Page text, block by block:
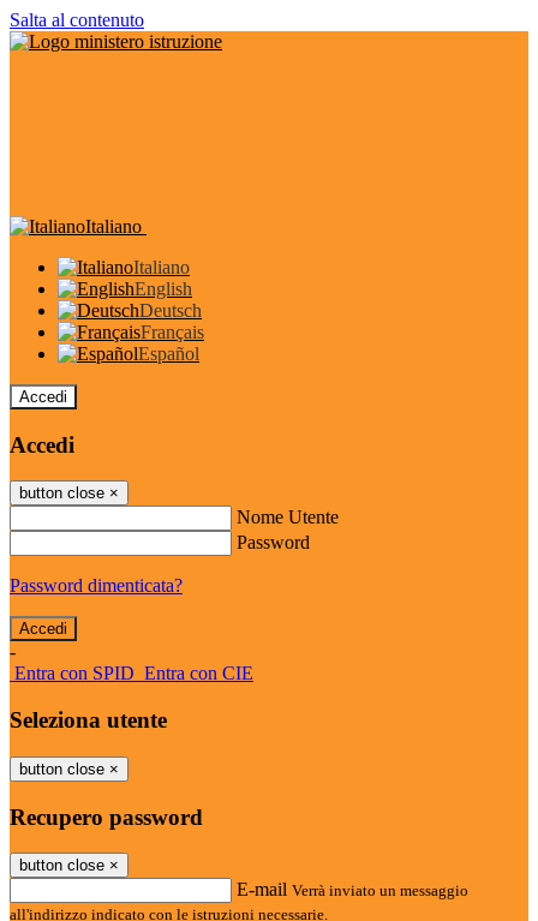
Salta al contenuto
Italiano
Italiano
English
Deutsch
Français
Español
Accedi
Accedi
button close ×
Nome Utente
Password
Password dimenticata?
-
Entra con SPID Entra con CIE
Seleziona utente
button close ×
Recupero password
button close ×
E-mail Verrà inviato un messaggio
all'indirizzo indicato con le istruzioni necessarie.